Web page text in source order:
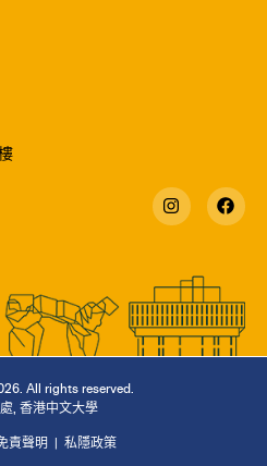
All rights reserved.
香港中文大學
責聲明 | 私隱政策